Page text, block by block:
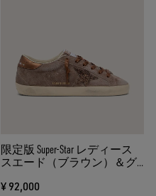
限定版 Super-Star レディース
スエード（ブラウン）＆グ
ン）
¥ 92,000